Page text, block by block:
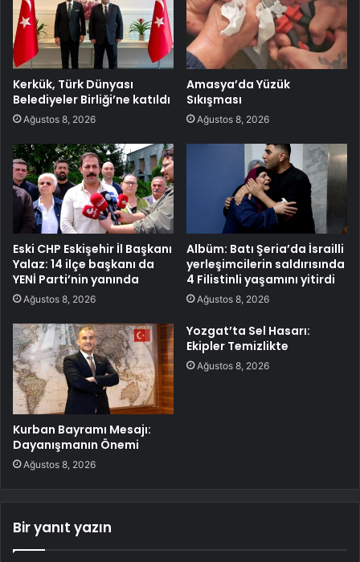
Kerkük, Türk Dünyası
Belediyeler Birliği’ne katıldı
Ağustos 8, 2026
Amasya’da Yüzük
Sıkışması
Ağustos 8, 2026
Eski CHP Eskişehir İl Başkanı
Yalaz: 14 ilçe başkanı da
YENİ Parti’nin yanında
Ağustos 8, 2026
Albüm: Batı Şeria’da İsrailli
yerleşimcilerin saldırısında
4 Filistinli yaşamını yitirdi
Ağustos 8, 2026
Kurban Bayramı Mesajı:
Dayanışmanın Önemi
Ağustos 8, 2026
Yozgat’ta Sel Hasarı:
Ekipler Temizlikte
Ağustos 8, 2026
Bir yanıt yazın